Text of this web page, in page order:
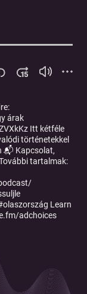
árak
Itt kétféle
történetekkel
📬 Kapcsolat,
tartalmak:
Learn
adchoices